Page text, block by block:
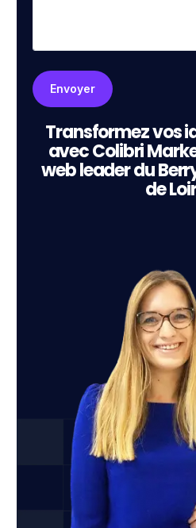
Transformez vos
avec Colibri
web leader du
de